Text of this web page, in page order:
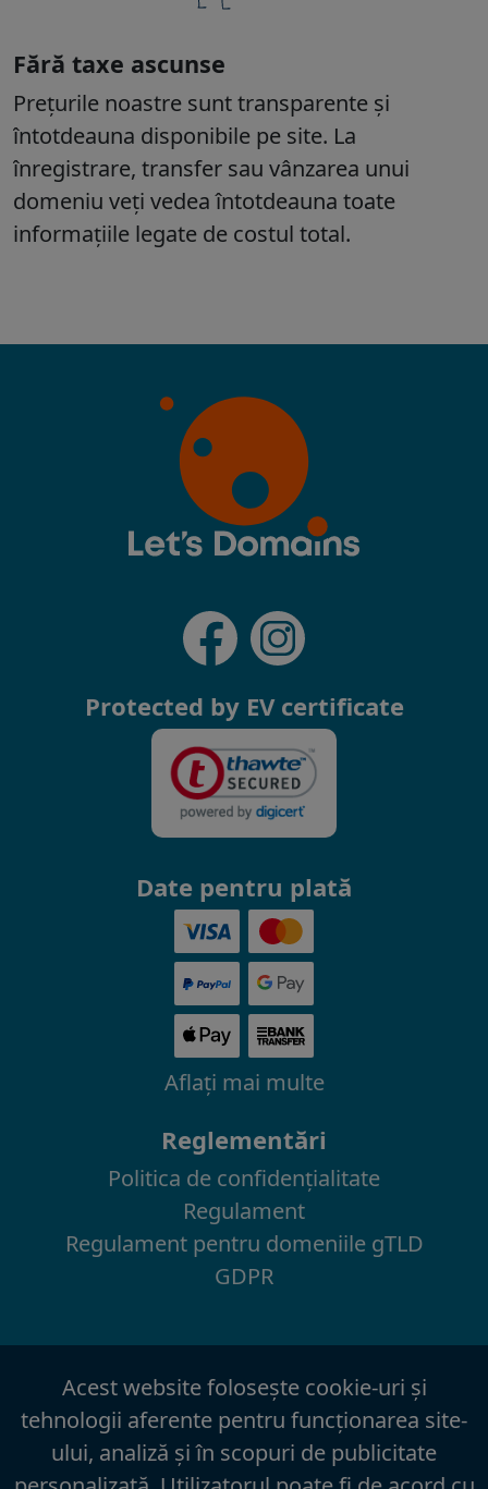
Protected by EV certificate
Date pentru plată
Aflaţi mai multe
Reglementări
Politica de confidenţialitate
Regulament
Regulament pentru domeniile gTLD
GDPR
Acest website foloseşte cookie-uri şi
tehnologii aferente pentru funcţionarea site-
ului, analiză şi în scopuri de publicitate